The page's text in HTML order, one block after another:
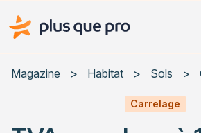
Plus que pro Mag'
Magazine > Habitat > Sols >
Carrelage